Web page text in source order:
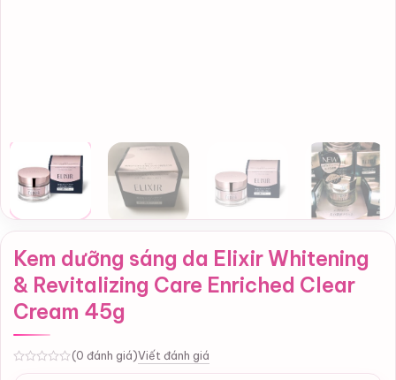
Kem dưỡng sáng da Elixir Whitening
& Revitalizing Care Enriched Clear
Cream 45g
(0 đánh giá)Viết đánh giá